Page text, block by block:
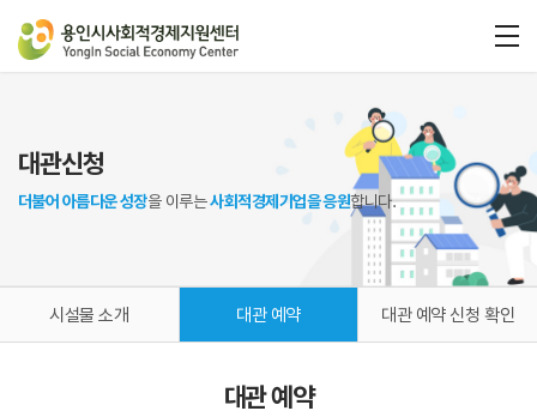
대관신청
더불어 아름다운 성장을 이루는사회적경제기업을 응원합니다.
시설물 소개 대관 예약 대관 예약 신청 확인
대관 예약